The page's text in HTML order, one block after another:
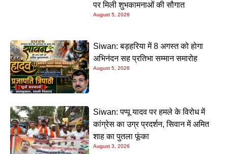
पर मिली शुभकामनाओं की सौगात
August 5, 2026
Siwan: बड़हरिया में 8 अगस्त को होगा
अभिनंदन सह प्रतिभा सम्मान समारोह
August 5, 2026
Siwan: पप्पू यादव पर हमले के विरोध में
कांग्रेस का उग्र प्रदर्शन, सिवान में अमित
शाह का पुतला फूंका
August 3, 2026